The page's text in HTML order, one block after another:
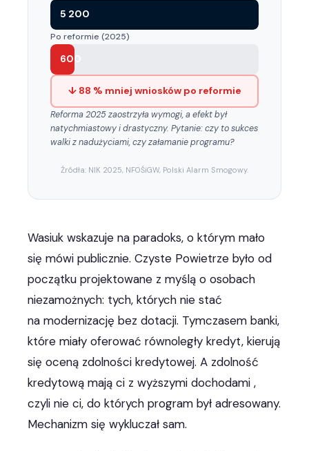
5 200
Po reformie (2025)
600
↓ 88 % mniej wniosków po reformie
Reforma 2025 zaostrzyła wymogi, a efekt był
natychmiastowy i drastyczny. Pytanie: czy to sukces
walki z nadużyciami, czy załamanie programu?
Źródła: NIK 2025, NFOŚiGW, Polski Alarm Smogowy.
Wasiuk wskazuje na paradoks, o którym mało
się mówi publicznie. Czyste Powietrze było od
początku projektowane z myślą o osobach
niezamożnych: tych, których nie stać
na modernizację bez dotacji. Tymczasem banki,
które miały oferować równoległy kredyt, kierują
się oceną zdolności kredytowej. A zdolność
kredytową mają ci z wyższymi dochodami ,
czyli nie ci, do których program był adresowany.
Mechanizm się wykluczał sam.